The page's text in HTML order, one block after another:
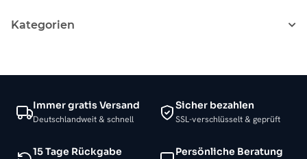
Kategorien
Immer gratis Versand
Deutschlandweit & schnell
Sicher bezahlen
SSL-verschlüsselt & geprüft
15 Tage Rückgabe Persönliche Beratung